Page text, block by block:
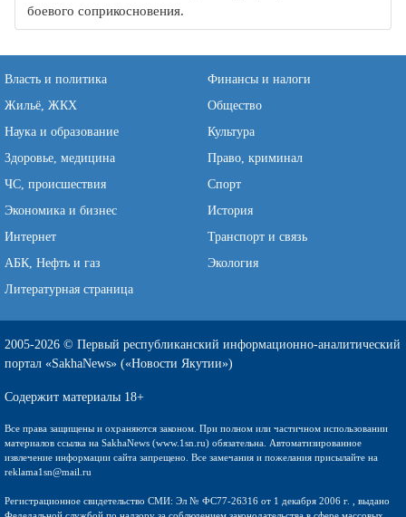
боевого соприкосновения.
Власть и политика
Финансы и налоги
Жильё, ЖКХ
Общество
Наука и образование
Культура
Здоровье, медицина
Право, криминал
ЧС, происшествия
Спорт
Экономика и бизнес
История
Интернет
Транспорт и связь
АБК, Нефть и газ
Экология
Литературная страница
2005-2026 © Первый республиканский информационно-аналитический
портал «SakhaNews» («Новости Якутии»)
Содержит материалы 18+
Все права защищены и охраняются законом. При полном или частичном использовании
материалов ссылка на SakhaNews (www.1sn.ru) обязательна. Автоматизированное
извлечение информации сайта запрещено. Все замечания и пожелания присылайте на
reklama1sn@mail.ru
Регистрационное свидетельство СМИ: Эл № ФС77-26316 от 1 декабря 2006 г. , выдано